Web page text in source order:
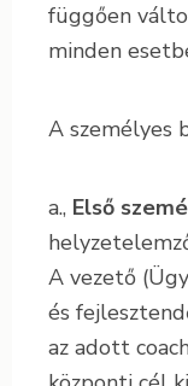
függően
minden
A személyes
a., Első
A vezető
és
az adott